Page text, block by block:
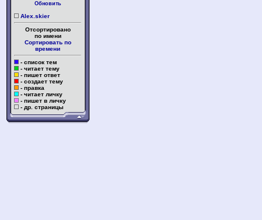
Обновить
Alex.skier
Отсортировано
по имени
Сортировать по
времени
- список тем
- читает тему
- пишет ответ
- создает тему
- правка
- читает личку
- пишет в личку
- др. страницы